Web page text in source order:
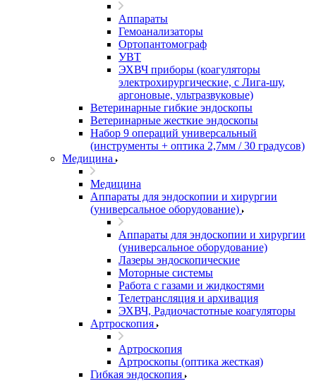
Аппараты
Гемоанализаторы
Ортопантомограф
УВТ
ЭХВЧ приборы (коагуляторы
электрохирургические, с Лига-шу,
аргоновые, ультразвуковые)
Ветеринарные гибкие эндоскопы
Ветеринарные жесткие эндоскопы
Набор 9 операций универсальный
(инструменты + оптика 2,7мм / 30 градусов)
Медицина
Медицина
Аппараты для эндоскопии и хирургии
(универсальное оборудование)
Аппараты для эндоскопии и хирургии
(универсальное оборудование)
Лазеры эндоскопические
Моторные системы
Работа с газами и жидкостями
Телетрансляция и архивация
ЭХВЧ, Радиочастотные коагуляторы
Артроскопия
Артроскопия
Артроскопы (оптика жесткая)
Гибкая эндоскопия